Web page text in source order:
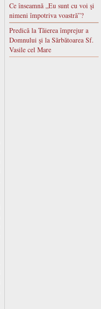
Ce înseamnă „Eu sunt cu voi şi
nimeni împotriva voastră”?
Predică la Tăierea împrejur a
Domnului şi la Sărbătoarea Sf.
Vasile cel Mare